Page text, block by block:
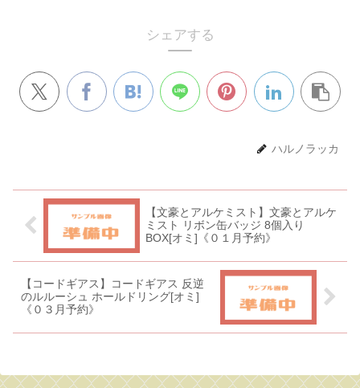
シェアする
ハルノラッカ
【文豪とアルケミスト】文豪とアルケ
ミスト リボン缶バッジ 8個入り
BOX[オミ]《０１月予約》
【コードギアス】コードギアス 反逆
のルルーシュ ホールドリング[オミ]
《０３月予約》